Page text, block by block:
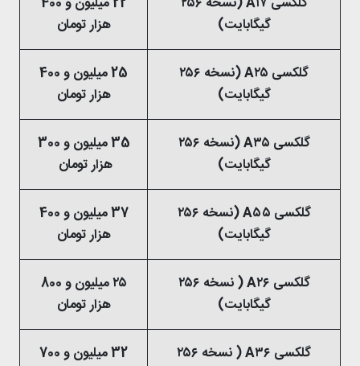
گیگابایت)
هزار تومان
گلکسی A۲۵ (نسخه ۲۵۶
گیگابایت)
25 میلیون و 400
هزار تومان
گلکسی A۳۵ (نسخه ۲۵۶
گیگابایت)
35 میلیون و 300
هزار تومان
گلکسی A۵۵ (نسخه ۲۵۶
گیگابایت)
37 میلیون و 400
هزار تومان
گلکسی A۲۶ ( نسخه ۲۵۶
گیگابایت)
۲۵ میلیون و 800
هزار تومان
گلکسی A۳۶ ( نسخه ۲۵۶
32 میلیون و 700